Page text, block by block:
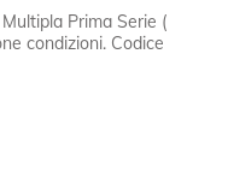
Prima Serie (
condizioni. Codice